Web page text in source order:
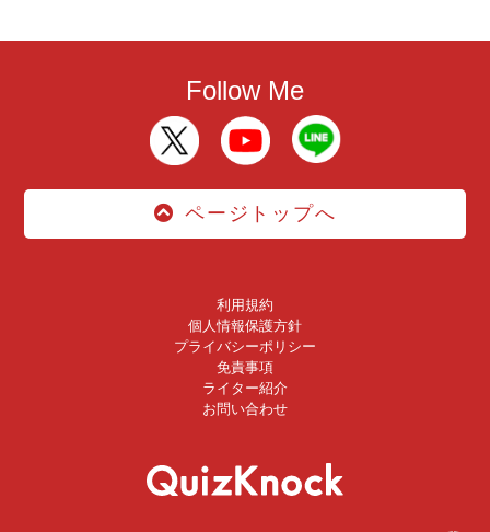
Follow Me
ページトップへ
利用規約
個人情報保護方針
プライバシーポリシー
免責事項
ライター紹介
お問い合わせ